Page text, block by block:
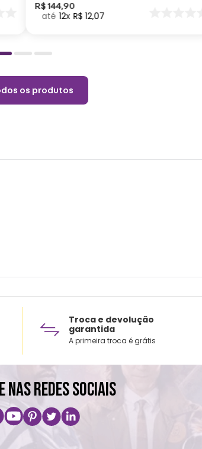
R$ 144,90
12 R$ 12,07
os produtos
Troca e devolução
garantida
A primeira troca é grátis
NAS REDES SOCIAIS